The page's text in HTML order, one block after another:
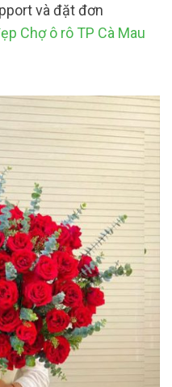
và đặt đơn
Chợ ô rô TP Cà Mau